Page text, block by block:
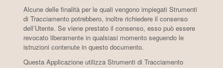
Alcune delle finalità per le quali vengono impiegati Strumenti
di Tracciamento potrebbero, inoltre richiedere il consenso
dell’Utente. Se viene prestato il consenso, esso può essere
revocato liberamente in qualsiasi momento seguendo le
istruzioni contenute in questo documento.
Questa Applicazione utilizza Strumenti di Tracciamento